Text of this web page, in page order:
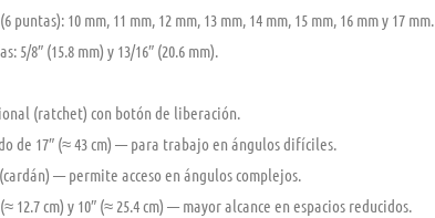
puntas): 10 mm, 11 mm, 12 mm, 13 mm, 14 mm, 15 mm, 16 mm y 17 mm.
5/8″ (15.8 mm) y 13/16″ (20.6 mm).
(ratchet) con botón de liberación.
de 17″ (≈ 43 cm) — para trabajo en ángulos difíciles.
— permite acceso en ángulos complejos.
12.7 cm) y 10″ (≈ 25.4 cm) — mayor alcance en espacios reducidos.